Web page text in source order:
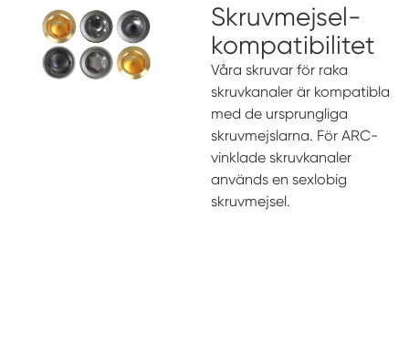
Skruvmejsel-
kompatibilitet
Våra skruvar för raka
skruvkanaler är kompatibla
med de ursprungliga
skruvmejslarna. För ARC-
vinklade skruvkanaler
används en sexlobig
skruvmejsel.